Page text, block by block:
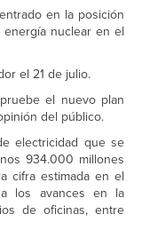
en la posición
nuclear en el
el 21 de julio.
el nuevo plan
del público.
electricidad que se
934.000 millones
cifra estimada en el
los avances en la
de oficinas, entre